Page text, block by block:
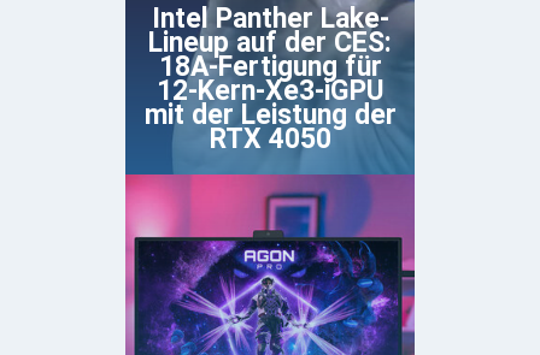
Intel Panther Lake-
Lineup auf der CES:
18A-Fertigung für
12-Kern-Xe3-iGPU
mit der Leistung der
RTX 4050